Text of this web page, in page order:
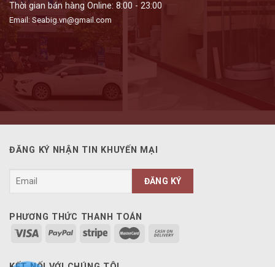
Thời gian bán hàng Online: 8:00 - 23:00
Email: Seabig.vn@gmail.com
ĐĂNG KÝ NHẬN TIN KHUYẾN MẠI
PHƯƠNG THỨC THANH TOÁN